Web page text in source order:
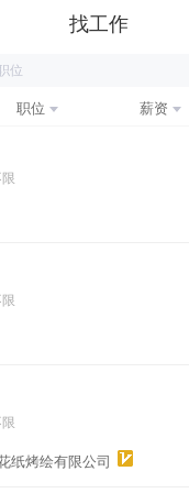
找工作
职位 薪资
纸烤绘有限公司